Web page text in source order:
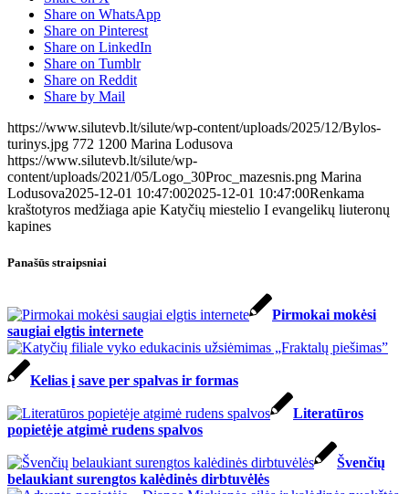
Share on WhatsApp
Share on Pinterest
Share on LinkedIn
Share on Tumblr
Share on Reddit
Share by Mail
https://www.silutevb.lt/silute/wp-content/uploads/2025/12/Bylos-
turinys.jpg 772 1200 Marina Lodusova
https://www.silutevb.lt/silute/wp-
content/uploads/2021/05/Logo_30Proc_mazesnis.png Marina
Lodusova2025-12-01 10:47:002025-12-01 10:47:00Renkama
kraštotyros medžiaga apie Katyčių miestelio I evangelikų liuteronų
kapines
Panašūs straipsniai
Pirmokai mokėsi
saugiai elgtis internete
Kelias į save per spalvas ir formas
Literatūros
popietėje atgimė rudens spalvos
Švenčių
belaukiant surengtos kalėdinės dirbtuvėlės